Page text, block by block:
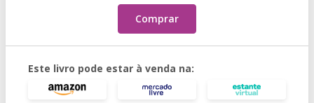
Comprar
Este livro pode estar à venda na: